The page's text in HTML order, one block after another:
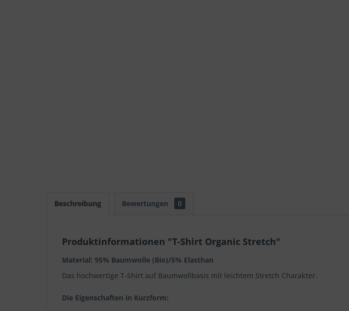
Beschreibung Bewertungen 0
Produktinformationen "T-Shirt Organic Stretch"
Material: 95% Baumwolle (Bio)/5% Elasthan
Das hochwertige T-Shirt auf Baumwollbasis mit leichtem Stretch Charakter.
Die Eigenschaften in Kurzform: